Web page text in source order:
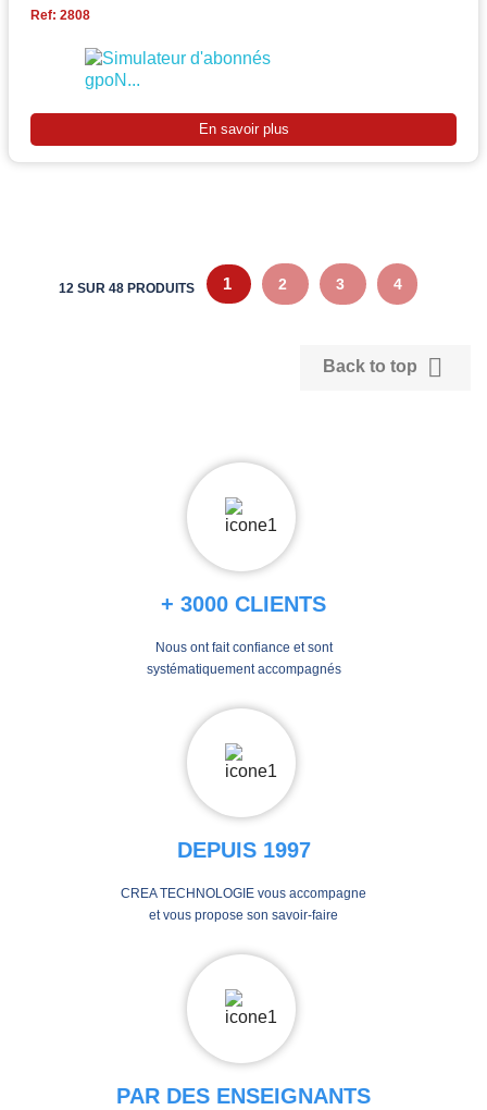
Ref: 2808
En savoir plus
12 SUR 48 PRODUITS 1 2 3 4
Back to top 
+ 3000 CLIENTS
Nous ont fait confiance et sont
systématiquement accompagnés
DEPUIS 1997
CREA TECHNOLOGIE vous accompagne
et vous propose son savoir-faire
PAR DES ENSEIGNANTS